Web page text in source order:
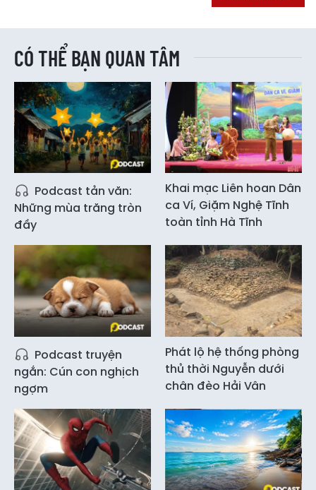
CÓ THỂ BẠN QUAN TÂM
Podcast tản văn:
Những mùa trăng tròn
đầy
Khai mạc Liên hoan Dân
ca Ví, Giặm Nghệ Tĩnh
toàn tỉnh Hà Tĩnh
Podcast truyện
ngắn: Cún con nghịch
ngợm
Phát lộ hệ thống phòng
thủ thời Nguyễn dưới
chân đèo Hải Vân